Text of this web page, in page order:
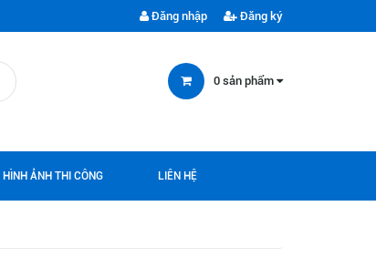
Đăng nhập Đăng ký
0 sản phẩm
HÌNH ẢNH THI CÔNG LIÊN HỆ